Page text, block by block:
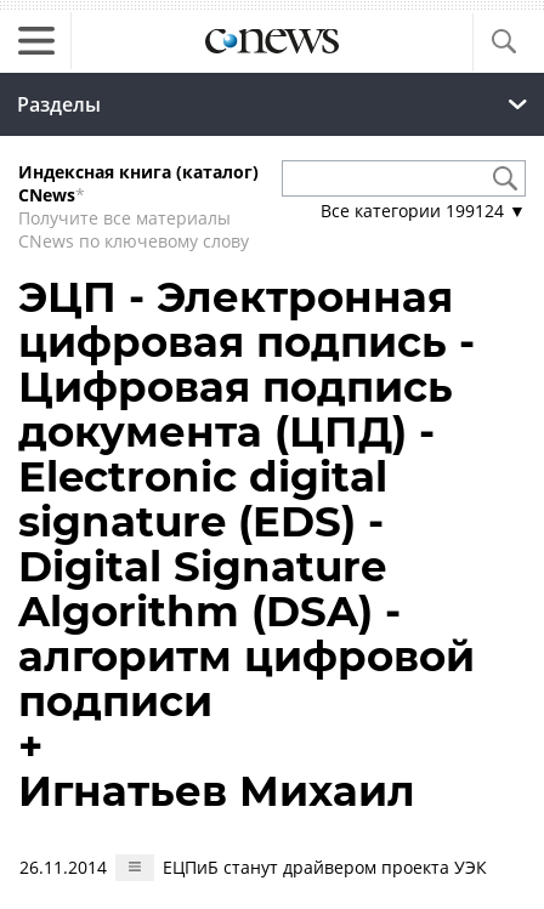
Разделы
Индексная книга (каталог)
CNews*
Получите все материалы
CNews по ключевому слову
Все категории 199124 ▼
ЭЦП - Электронная
цифровая подпись -
Цифровая подпись
документа (ЦПД) -
Electronic digital
signature (EDS) -
Digital Signature
Algorithm (DSA) -
алгоритм цифровой
подписи
+
Игнатьев Михаил
26.11.2014 ЕЦПиБ станут драйвером проекта УЭК